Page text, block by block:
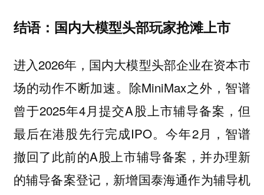
结语：国内大模型头部玩家抢滩上市
进入2026年，国内大模型头部企业在资本市
场的动作不断加速。除MiniMax之外，智谱
曾于2025年4月提交A股上市辅导备案，但
最后在港股先行完成IPO。今年2月，智谱
撤回了此前的A股上市辅导备案，并办理新
的辅导备案登记，新增国泰海通作为辅导机